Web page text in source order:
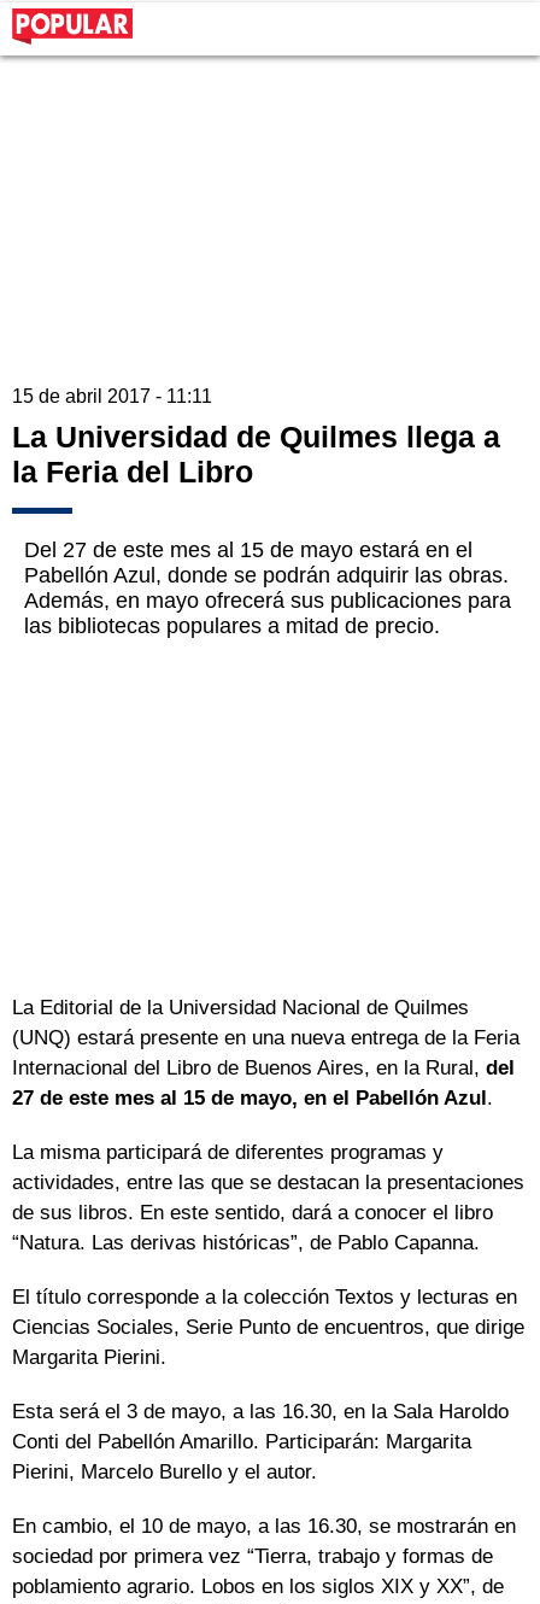
15 de abril 2017 - 11:11
La Universidad de Quilmes llega a
la Feria del Libro
Del 27 de este mes al 15 de mayo estará en el
Pabellón Azul, donde se podrán adquirir las obras.
Además, en mayo ofrecerá sus publicaciones para
las bibliotecas populares a mitad de precio.
La Editorial de la Universidad Nacional de Quilmes
(UNQ) estará presente en una nueva entrega de la Feria
Internacional del Libro de Buenos Aires, en la Rural, del
27 de este mes al 15 de mayo, en el Pabellón Azul.
La misma participará de diferentes programas y
actividades, entre las que se destacan la presentaciones
de sus libros. En este sentido, dará a conocer el libro
“Natura. Las derivas históricas”, de Pablo Capanna.
El título corresponde a la colección Textos y lecturas en
Ciencias Sociales, Serie Punto de encuentros, que dirige
Margarita Pierini.
Esta será el 3 de mayo, a las 16.30, en la Sala Haroldo
Conti del Pabellón Amarillo. Participarán: Margarita
Pierini, Marcelo Burello y el autor.
En cambio, el 10 de mayo, a las 16.30, se mostrarán en
sociedad por primera vez “Tierra, trabajo y formas de
poblamiento agrario. Lobos en los siglos XIX y XX”, de